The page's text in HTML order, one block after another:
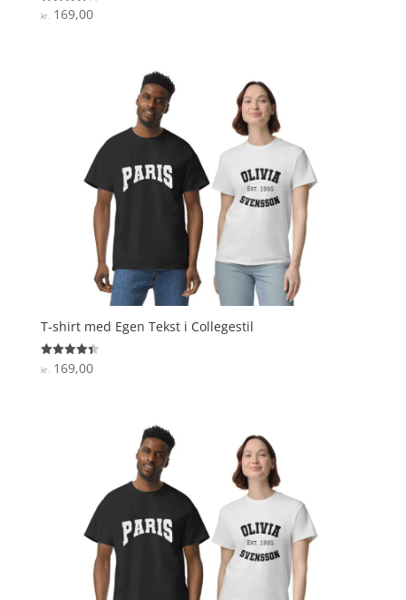
Vurderet
3.9
kr.169,00
T-shirt med Egen Tekst i Collegestil
Vurderet
4.4
kr.169,00